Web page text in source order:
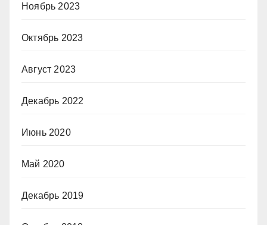
Ноябрь 2023
Октябрь 2023
Август 2023
Декабрь 2022
Июнь 2020
Май 2020
Декабрь 2019